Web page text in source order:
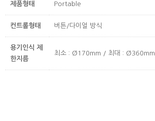
제품형태 Portable
컨트롤형태 버튼/다이얼 방식
용기인식 제
한지름
최소 : Ø170mm / 최대 : Ø360mm